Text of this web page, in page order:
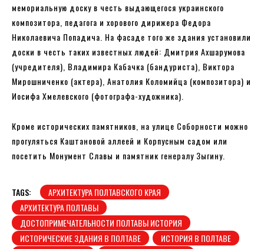
мемориальную доску в честь выдающегося украинского
композитора, педагога и хорового дирижера Федора
Николаевича Попадича. На фасаде того же здания установили
доски в честь таких известных людей: Дмитрия Ахшарумова
(учредителя), Владимира Кабачка (бандуриста), Виктора
Мирошниченко (актера), Анатолия Коломийца (композитора) и
Иосифа Хмелевского (фотографа-художника).
Кроме исторических памятников, на улице Соборности можно
прогуляться Каштановой аллеей и Корпусным садом или
посетить Монумент Славы и памятник генералу Зыгину.
TAGS:
АРХИТЕКТУРА ПОЛТАВСКОГО КРАЯ
АРХИТЕКТУРА ПОЛТАВЫ
ДОСТОПРИМЕЧАТЕЛЬНОСТИ ПОЛТАВЫ ИСТОРИЯ
ИСТОРИЧЕСКИЕ ЗДАНИЯ В ПОЛТАВЕ
ИСТОРИЯ В ПОЛТАВЕ